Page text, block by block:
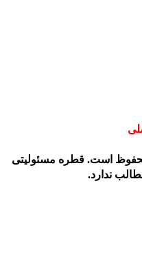
است. قطره مسئولیتی
ندارد.